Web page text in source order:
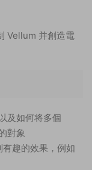
Vellum 并創造電
及如何将多個
對象
趣的效果，例如